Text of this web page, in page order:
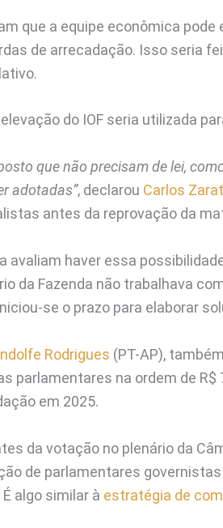
que a equipe econômica
de arrecadação. Isso seria
do IOF seria utilizada
que não precisam de lei,
adotadas”, declarou Carlos
antes da reprovação da
avaliam haver essa
da Fazenda não trabalhava
se o prazo para elaborar
Rodrigues (PT-AP),
parlamentares na ordem de R$
em 2025.
da votação no plenário da
de parlamentares
algo similar à estratégia de